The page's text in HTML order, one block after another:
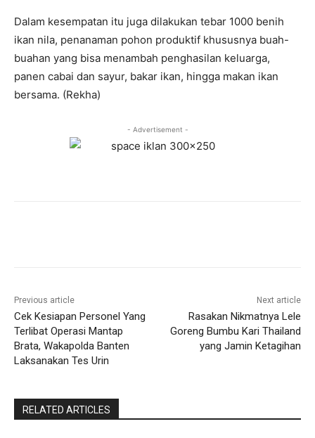
Dalam kesempatan itu juga dilakukan tebar 1000 benih
ikan nila, penanaman pohon produktif khususnya buah-
buahan yang bisa menambah penghasilan keluarga,
panen cabai dan sayur, bakar ikan, hingga makan ikan
bersama. (Rekha)
- Advertisement -
Previous article
Cek Kesiapan Personel Yang
Terlibat Operasi Mantap
Brata, Wakapolda Banten
Laksanakan Tes Urin
Next article
Rasakan Nikmatnya Lele
Goreng Bumbu Kari Thailand
yang Jamin Ketagihan
RELATED ARTICLES